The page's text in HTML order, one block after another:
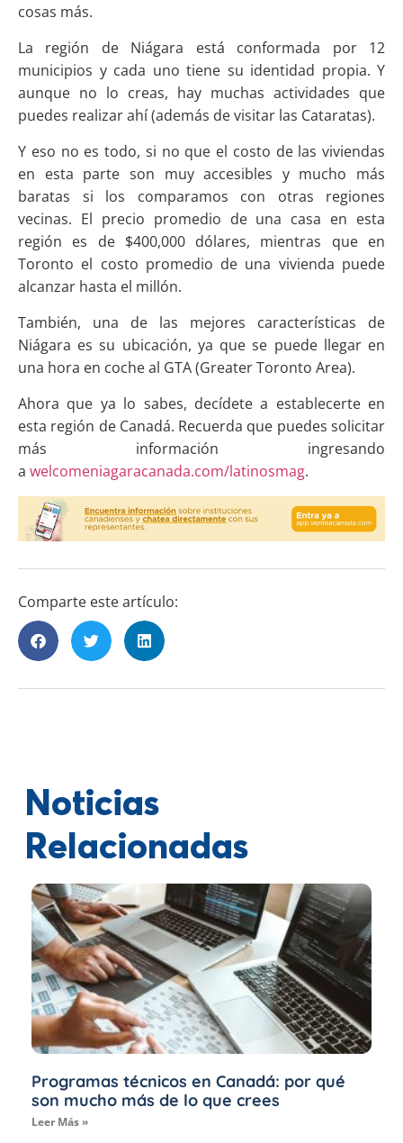
cosas más.
La región de Niágara está conformada por 12
municipios y cada uno tiene su identidad propia. Y
aunque no lo creas, hay muchas actividades que
puedes realizar ahí (además de visitar las Cataratas).
Y eso no es todo, si no que el costo de las viviendas
en esta parte son muy accesibles y mucho más
baratas si los comparamos con otras regiones
vecinas. El precio promedio de una casa en esta
región es de $400,000 dólares, mientras que en
Toronto el costo promedio de una vivienda puede
alcanzar hasta el millón.
También, una de las mejores características de
Niágara es su ubicación, ya que se puede llegar en
una hora en coche al GTA (Greater Toronto Area).
Ahora que ya lo sabes, decídete a establecerte en
esta región de Canadá. Recuerda que puedes solicitar
más información ingresando
a welcomeniagaracanada.com/latinosmag.
Comparte este artículo:
Noticias
Relacionadas
Programas técnicos en Canadá: por qué
son mucho más de lo que crees
Leer Más »